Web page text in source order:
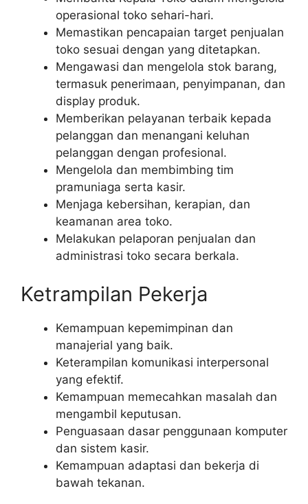
operasional toko sehari-hari.
Memastikan pencapaian target penjualan
toko sesuai dengan yang ditetapkan.
Mengawasi dan mengelola stok barang,
termasuk penerimaan, penyimpanan, dan
display produk.
Memberikan pelayanan terbaik kepada
pelanggan dan menangani keluhan
pelanggan dengan profesional.
Mengelola dan membimbing tim
pramuniaga serta kasir.
Menjaga kebersihan, kerapian, dan
keamanan area toko.
Melakukan pelaporan penjualan dan
administrasi toko secara berkala.
Ketrampilan Pekerja
Kemampuan kepemimpinan dan
manajerial yang baik.
Keterampilan komunikasi interpersonal
yang efektif.
Kemampuan memecahkan masalah dan
mengambil keputusan.
Penguasaan dasar penggunaan komputer
dan sistem kasir.
Kemampuan adaptasi dan bekerja di
bawah tekanan.